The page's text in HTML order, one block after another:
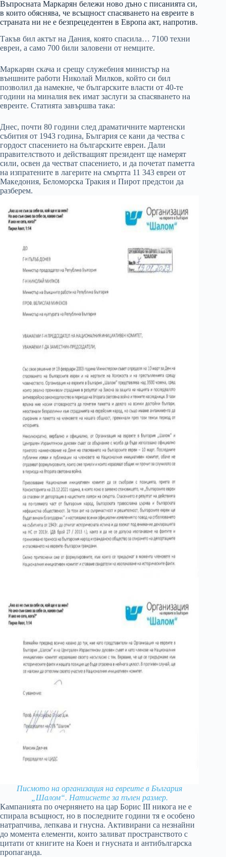
Въпросната Маркарян бележи ново дъно с писанията си,
в които обяснява, че всъщност спасяването на евреите в
страната ни не е безпрецедентен в Европа акт, напротив.
Такъв бил актът на Дания, която спасила… 7100 техни
евреи, а само 700 били заловени от немците.
Маркарян скача и срещу служебния министър на
външните работи Николай Милков, който си бил
позволил да намекне, че българските власти от 40-те
години на миналия век имат заслуги за спасяването на
евреите. Статията завършва така:
Днес, почти 80 години след драматичните мартенски
събития от 1943 година, България се кани да чества с
гордост спасението на българските евреи. Дали
правителството и действащият президент ще намерят
сили, освен да честват спасението, и да почетат паметта
на изпратените в лагерите на смъртта 11 343 евреи от
Македония, Беломорска Тракия и Пирот предстои да
разберем.
Писмото на организация на евреите в България
„Шалом“. Натиснете за пълен размер.
Кампанията по очернянето на цар Борис III никога не е
спирала всъщност, но в последните години тя е особено
натрапчива, лепкава и гнусна. Активирани са незнайни
до момента елементи, които заливат пространството с
цитати от книгите на Коен и гнусната и антибългарска
пропаганда.